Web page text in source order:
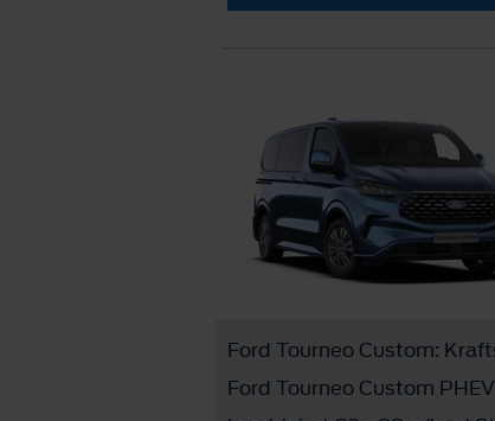
Ford Tourneo Custom:
Ford Tourneo Custom